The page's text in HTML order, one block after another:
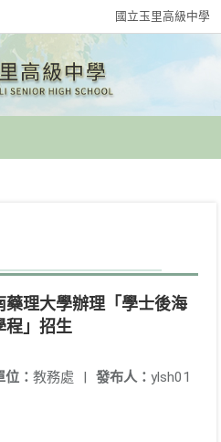
國立玉里高級中學
理大學辦理「學士後海
程」招生
發布人： ylsh01
： 教務處 |